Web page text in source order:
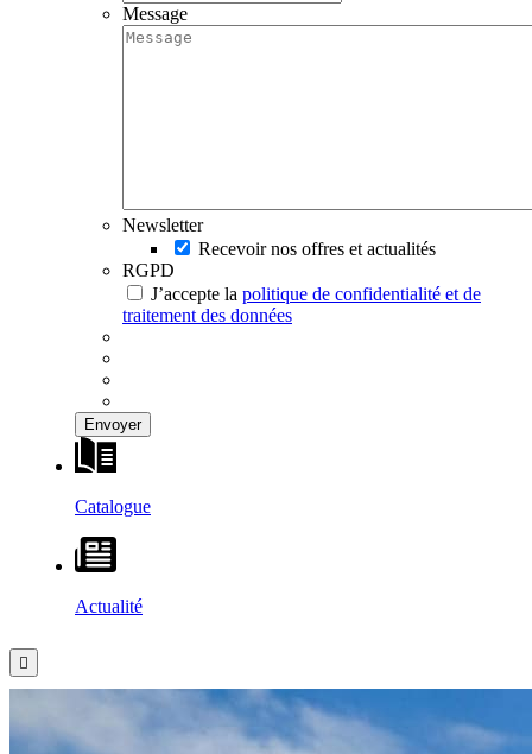
Message
Newsletter
Recevoir nos offres et actualités
RGPD
J’accepte la politique de confidentialité et de
traitement des données
Catalogue
Actualité